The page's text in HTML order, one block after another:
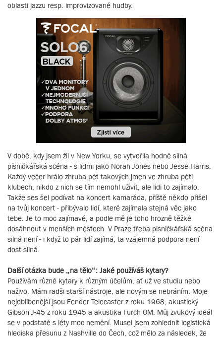
oblasti jazzu resp. improvizované hudby.
V době, kdy jsem žil v New Yorku, se vytvořila hodně silná
písničkářská scéna - s lidmi jako Norah Jones nebo Jesse Harris.
Každý večer hrálo zhruba pět takových jmen ve zhruba pěti
klubech, nikdo z nich se tím nemohl uživit, ale lidi to zajímalo.
Takže ses šel podívat na koncert kamaráda, příště někdo přišel
na tvůj koncert - přibývalo lidí, které zajímala stejná věc jako
tebe. Je to moc zajímavé, a podle mě je toho hrozně těžké
dosáhnout v menších městech. V Praze třeba písničkářská scéna
silná není - i když to pár lidí zajímá, ta vzájemná podpora není
dost silná.
Další otázka bude „na tělo“: Jaké používáš kytary?
Používám různé kytary k různým účelům, ať už ve studiu nebo
naživo. Mám radši starší nástroje, ale novým se nebráním. Moje
nejoblíbenější jsou Fender Telecaster z roku 1968, akustický
Gibson J-45 z roku 1945 a akustika Furch OM. Můj zvukový ideál
se v podstatě s léty moc nemění. Musel jsem zohlednit logistická
hlediska přesunu z Nashville do Čech, což mělo za následek, že